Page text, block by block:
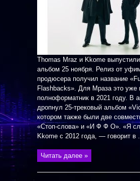
Thomas Mraz и Kkome
альбом 25 ноября. Релиз от
продюсера получил название
Flashbacks». Для Мраза это уже
полноформатник в 2021 году. В
дропнул 25-трековый альбом
котором также были две
«Стоп-слова» и «И Ф Ф О». «Я
Kkome с 2012 года, — говорит в
Читать далее »